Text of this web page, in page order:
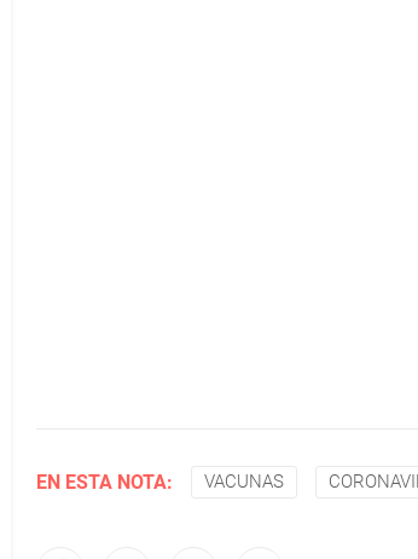
EN ESTA NOTA: VACUNAS